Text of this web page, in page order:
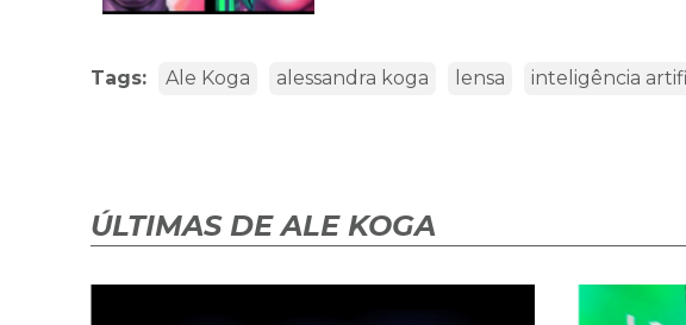
Tags: Ale Koga alessandra koga lensa inteligência
ÚLTIMAS DE ALE KOGA